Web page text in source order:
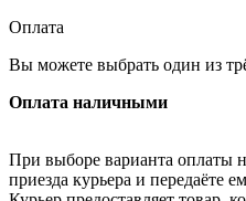
Оплата
Вы можете выбрать один из
Оплата наличными
При выборе варианта оплаты
приезда курьера и передаёте